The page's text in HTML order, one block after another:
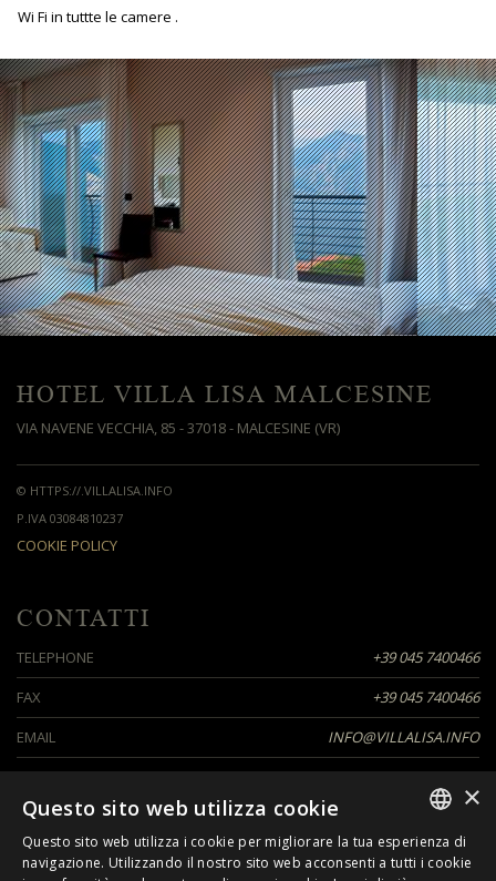
Wi Fi in tuttte le camere .
HOTEL VILLA LISA MALCESINE
VIA NAVENE VECCHIA, 85 - 37018 - MALCESINE (VR)
© HTTPS://.VILLALISA.INFO
P.IVA 03084810237
COOKIE POLICY
CONTATTI
TELEPHONE
+39 045 7400466
FAX
+39 045 7400466
EMAIL
INFO@VILLALISA.INFO
SEGUICI SU
ITALIAN
×
Questo sito web utilizza cookie
Questo sito web utilizza i cookie per migliorare la tua esperienza di
navigazione. Utilizzando il nostro sito web acconsenti a tutti i cookie